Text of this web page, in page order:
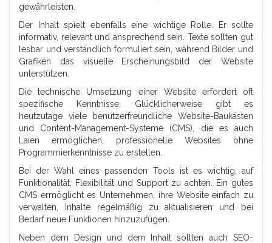
gewährleisten.
Der Inhalt spielt ebenfalls eine wichtige Rolle. Er sollte
informativ, relevant und ansprechend sein. Texte sollten gut
lesbar und verständlich formuliert sein, während Bilder und
Grafiken das visuelle Erscheinungsbild der Website
unterstützen.
Die technische Umsetzung einer Website erfordert oft
spezifische Kenntnisse. Glücklicherweise gibt es
heutzutage viele benutzerfreundliche Website-Baukästen
und Content-Management-Systeme (CMS), die es auch
Laien ermöglichen, professionelle Websites ohne
Programmierkenntnisse zu erstellen.
Bei der Wahl eines passenden Tools ist es wichtig, auf
Funktionalität, Flexibilität und Support zu achten. Ein gutes
CMS ermöglicht es Unternehmen, ihre Website einfach zu
verwalten, Inhalte regelmäßig zu aktualisieren und bei
Bedarf neue Funktionen hinzuzufügen.
Neben dem Design und dem Inhalt sollten auch SEO-